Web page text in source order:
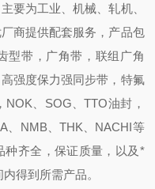
要为工业、机械、轧机、
商提供配套服务， 产品包
型带，广角带，联组广角
强度保力强同步带，特氟
， NOK、SOG、TTO油封 ，
、NMB、THK、NACHI等
种齐全，保证质量， 以及 *
内得到所需产品。